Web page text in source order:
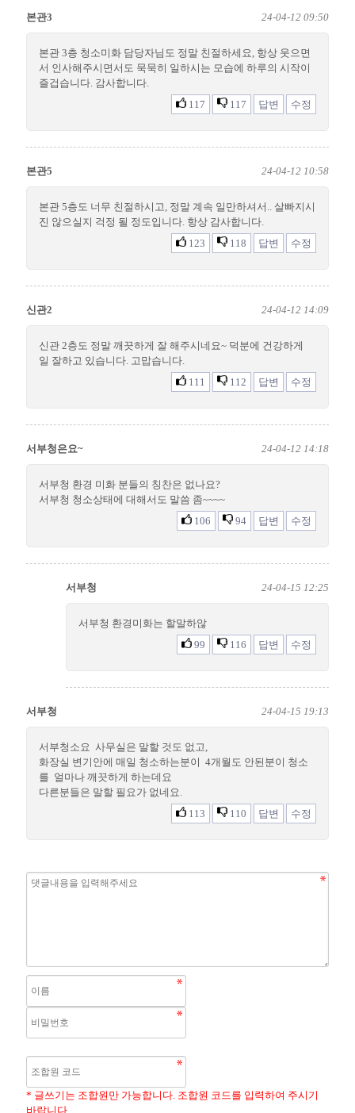
본관3 24-04-12 09:50
본관 3층 청소미화 담당자님도 정말 친절하세요, 항상 웃으면
서 인사해주시면서도 묵묵히 일하시는 모습에 하루의 시작이
즐겁습니다. 감사합니다.
117
117 답변 수정
본관5 24-04-12 10:58
본관 5층도 너무 친절하시고, 정말 계속 일만하셔서.. 살빠지시
진 않으실지 걱정 될 정도입니다. 항상 감사합니다.
123
118 답변 수정
신관2 24-04-12 14:09
신관 2층도 정말 깨끗하게 잘 해주시네요~ 덕분에 건강하게
일 잘하고 있습니다. 고맙습니다.
111
112 답변 수정
서부청은요~ 24-04-12 14:18
서부청 환경 미화 분들의 칭찬은 없나요?
서부청 청소상태에 대해서도 말씀 좀~~~~
106
94 답변 수정
서부청 24-04-15 12:25
서부청 환경미화는 할말하않
99
116 답변 수정
서부청 24-04-15 19:13
서부청소요 사무실은 말할 것도 없고,
화장실 변기안에 매일 청소하는분이 4개월도 안된분이 청소
를 얼마나 깨끗하게 하는데요
다른분들은 말할 필요가 없네요.
113
110 답변 수정
* 글쓰기는 조합원만 가능합니다. 조합원 코드를 입력하여 주시기
바랍니다.